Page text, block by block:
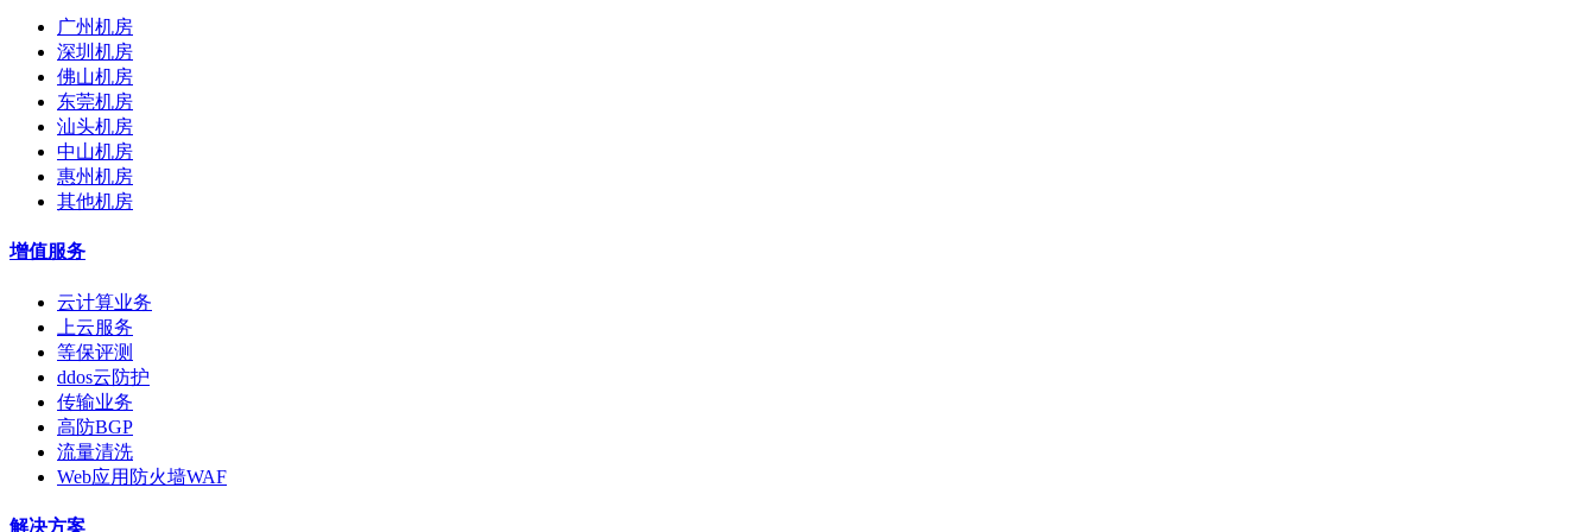
广州机房
深圳机房
佛山机房
东莞机房
汕头机房
中山机房
惠州机房
其他机房
增值服务
云计算业务
上云服务
等保评测
ddos云防护
传输业务
高防BGP
流量清洗
Web应用防火墙WAF
解决方案